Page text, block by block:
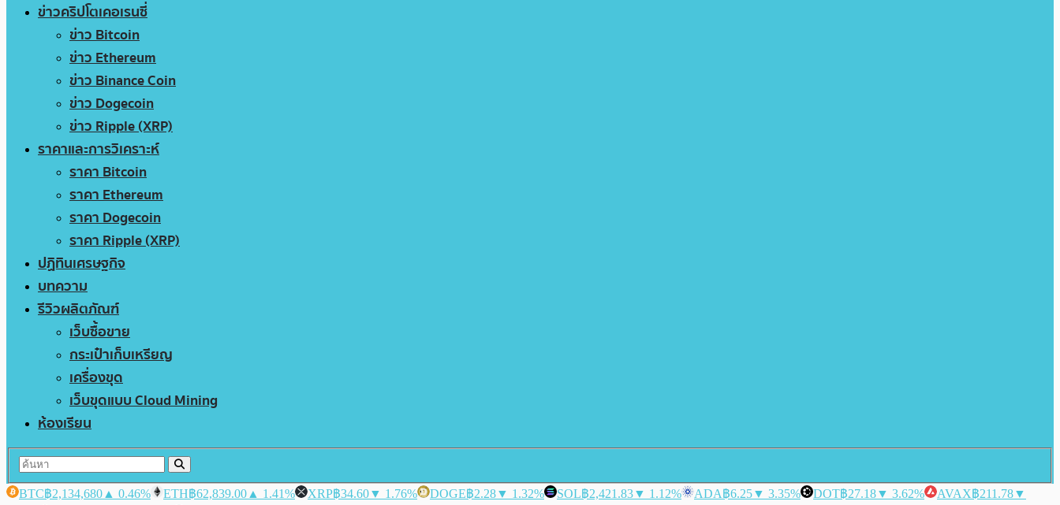
ข่าวคริปโตเคอเรนซี่
ข่าว Bitcoin
ข่าว Ethereum
ข่าว Binance Coin
ข่าว Dogecoin
ข่าว Ripple (XRP)
ราคาและการวิเคราะห์
ราคา Bitcoin
ราคา Ethereum
ราคา Dogecoin
ราคา Ripple (XRP)
ปฏิทินเศรษฐกิจ
บทความ
รีวิวผลิตภัณฑ์
เว็บซื้อขาย
กระเป๋าเก็บเหรียญ
เครื่องขุด
เว็บขุดแบบ Cloud Mining
ห้องเรียน
BTC฿2,134,680 ▲ 0.46% ETH฿62,839.00 ▲ 1.41% XRP฿34.60▼ 1.76% DOGE฿2.28▼ 1.32% SOL฿2,421.83▼ 1.12% ADA฿6.25▼ 3.35% DOT฿27.18▼ 3.62% AVAX฿211.78▼